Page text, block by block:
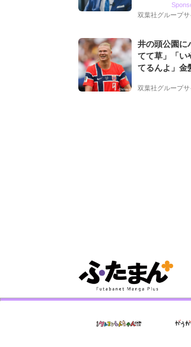
グ会社のアイ
双葉社グループサ
井の頭公園に
てて草」「い
てるんよ」金
バイキング
もらった」
双葉社グループサ